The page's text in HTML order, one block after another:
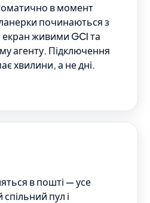
в момент
починаються з
живими GCI та
агенту. Підключення
хвилини, а не дні.
в пошті — усе
пул і